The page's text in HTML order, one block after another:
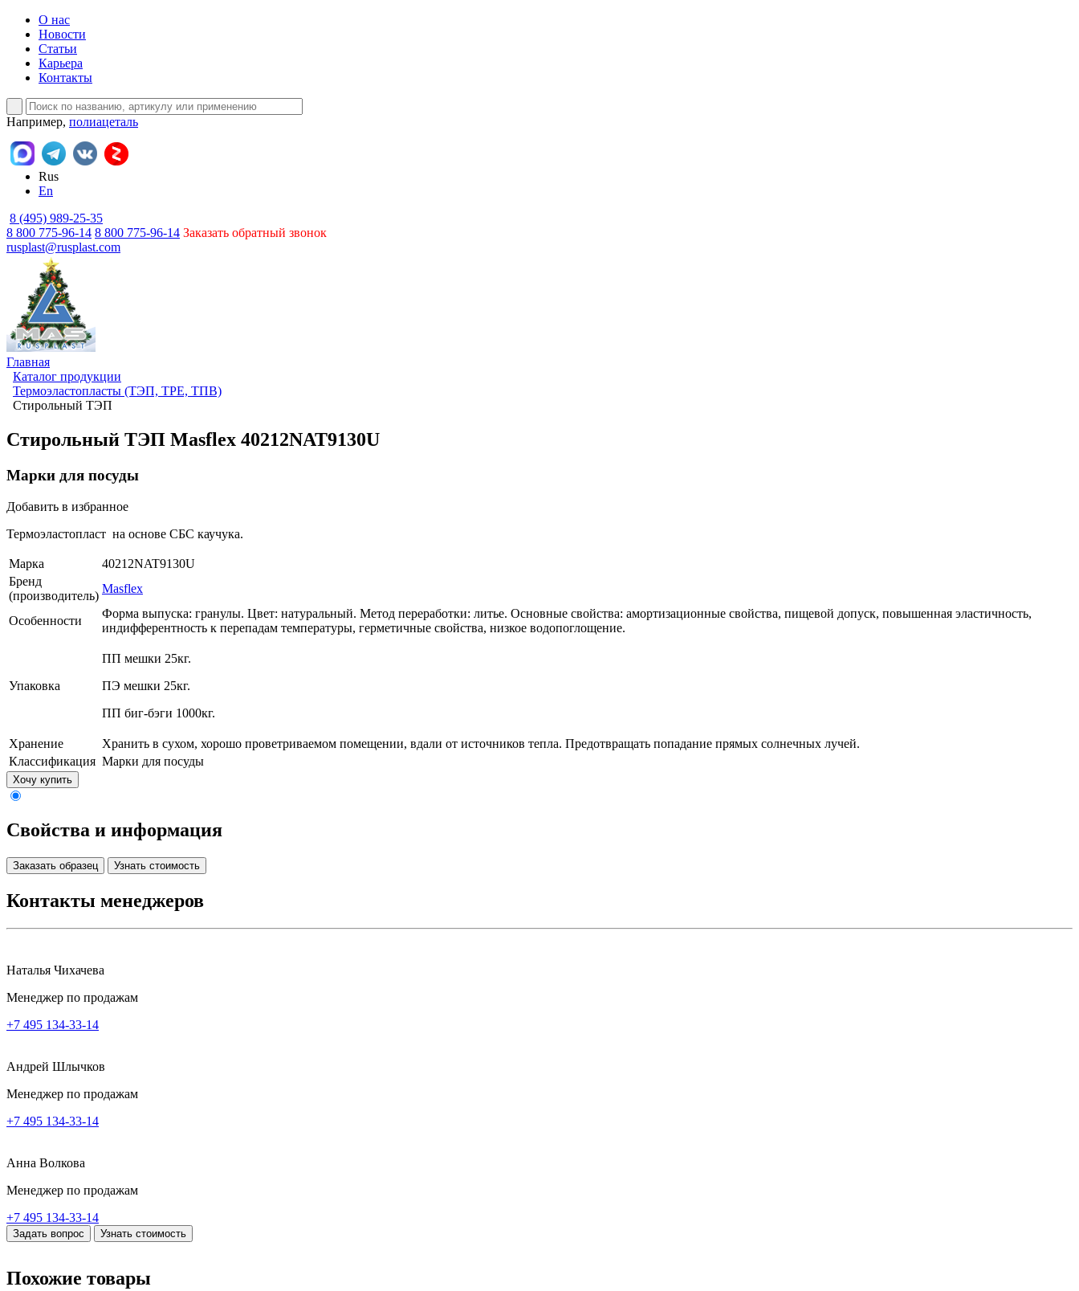
О нас
Новости
Статьи
Карьера
Контакты
Например, полиацеталь
Rus
En
8 (495) 989-25-35
8 800 775-96-14 8 800 775-96-14 Заказать обратный звонок
rusplast@rusplast.com
Главная
Каталог продукции
Термоэластопласты (ТЭП, TPE, ТПВ)
Стирольный ТЭП
Стирольный ТЭП Masflex 40212NAT9130U
Марки для посуды
Добавить в избранное
Термоэластопласт на основе СБС каучука.
Марка
40212NAT9130U
Бренд
(производитель)
Masflex
Особенности
Форма выпуска: гранулы. Цвет: натуральный. Метод переработки: литье. Основные свойства: амортизационные свойства, пищевой допуск, повышенная эластичность,
индифферентность к перепадам температуры, герметичные свойства, низкое водопоглощение.
Упаковка
ПП мешки 25кг.
ПЭ мешки 25кг.
ПП биг-бэги 1000кг.
Хранение
Хранить в сухом, хорошо проветриваемом помещении, вдали от источников тепла. Предотвращать попадание прямых солнечных лучей.
Классификация Марки для посуды
Хочу купить
Свойства и информация
Заказать образец Узнать стоимость
Контакты менеджеров
Наталья Чихачева
Менеджер по продажам
+7 495 134-33-14
Андрей Шлычков
Менеджер по продажам
+7 495 134-33-14
Анна Волкова
Менеджер по продажам
+7 495 134-33-14
Задать вопрос Узнать стоимость
Похожие товары